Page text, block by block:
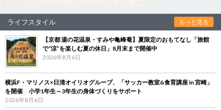
ライフスタイル もっと見る
【京都 湯の花温泉・すみや亀峰菴】夏限定のおもてなし「旅館
で“涼”を楽しむ夏の休日」8月末まで開催中
2026年8月6日
横浜F・マリノス×日清オイリオグループ、「サッカー教室&食育講座 in 宮崎」
を開催 小学1年生～3年生の身体づくりをサポート
2026年8月6日